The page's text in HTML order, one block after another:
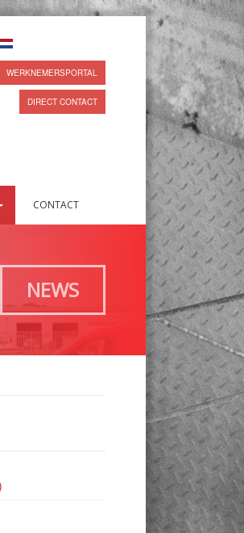
WERKNEMERSPORTAL
DIRECT CONTACT
CONTACT
NEWS